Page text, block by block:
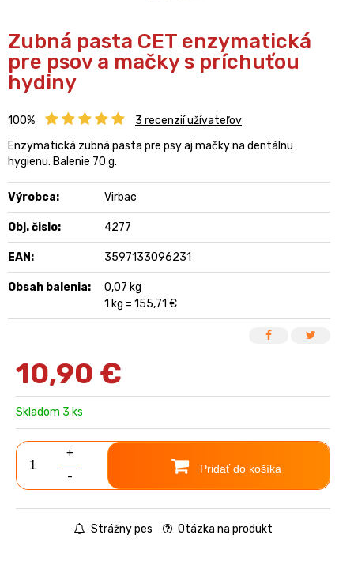
Zubná pasta CET enzymatická
pre psov a mačky s príchuťou
hydiny
100% 3 recenzií užívateľov
Enzymatická zubná pasta pre psy aj mačky na dentálnu
hygienu. Balenie 70 g.
Výrobca: Virbac
Obj. čislo: 4277
EAN: 3597133096231
Obsah balenia:
0,07 kg
1 kg = 155,71 €
10,90 €
Skladom 3 ks
+
-
Pridať do košíka
Strážny pes Otázka na produkt